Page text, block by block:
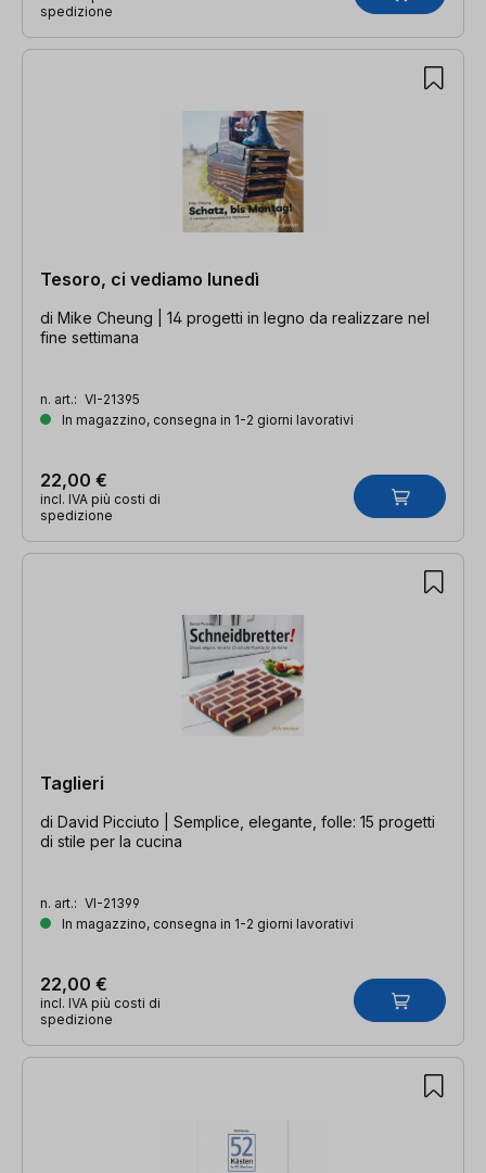
spedizione
Tesoro, ci vediamo lunedì
di Mike Cheung | 14 progetti in legno da realizzare nel
fine settimana
n. art.: VI-21395
In magazzino, consegna in 1-2 giorni lavorativi
22,00 €
incl. IVA più costi di
spedizione
Taglieri
di David Picciuto | Semplice, elegante, folle: 15 progetti
di stile per la cucina
n. art.: VI-21399
In magazzino, consegna in 1-2 giorni lavorativi
22,00 €
incl. IVA più costi di
spedizione